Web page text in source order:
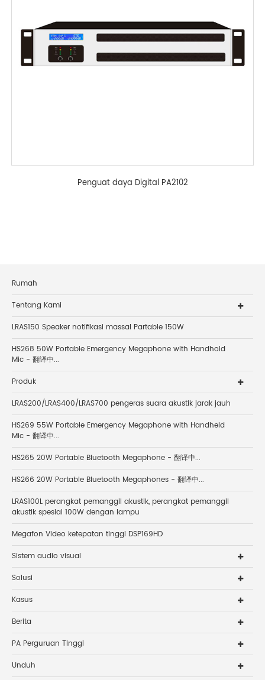
Penguat daya Digital PA2102
Rumah
Tentang Kami
LRAS150 Speaker notifikasi massal Partable 150W
HS268 50W Portable Emergency Megaphone with Handhold
Mic - 翻译中...
Produk
LRAS200/LRAS400/LRAS700 pengeras suara akustik jarak jauh
HS269 55W Portable Emergency Megaphone with Handheld
Mic - 翻译中...
HS265 20W Portable Bluetooth Megaphone - 翻译中...
HS266 20W Portable Bluetooth Megaphones - 翻译中...
LRAS100L perangkat pemanggil akustik, perangkat pemanggil
akustik spesial 100W dengan lampu
Megafon Video ketepatan tinggi DSP169HD
Sistem audio visual
Solusi
Kasus
Berita
PA Perguruan Tinggi
Unduh